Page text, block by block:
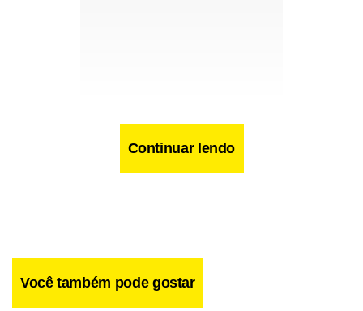
Continuar lendo
Você também pode gostar